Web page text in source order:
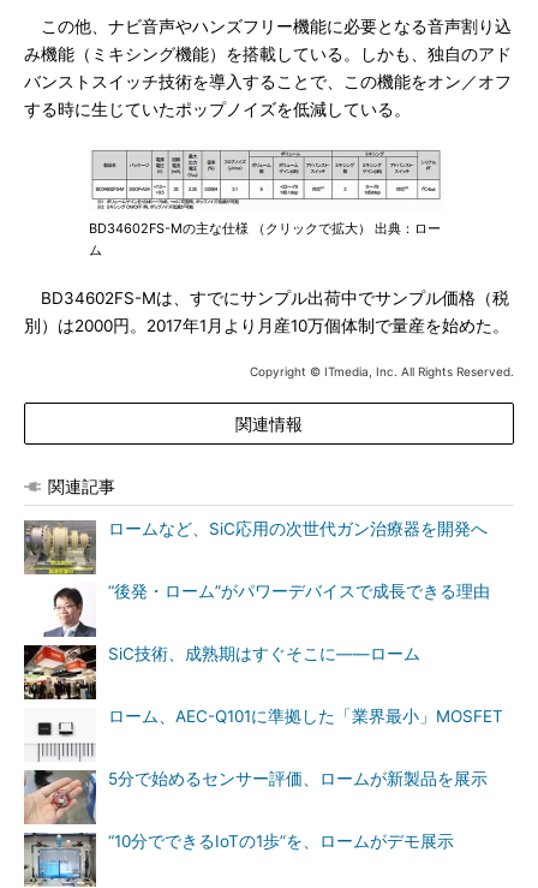
この他、ナビ音声やハンズフリー機能に必要となる音声割り込
み機能（ミキシング機能）を搭載している。しかも、独自のアド
バンストスイッチ技術を導入することで、この機能をオン／オフ
する時に生じていたポップノイズを低減している。
BD34602FS-Mの主な仕様 （クリックで拡大） 出典：ロー
ム
BD34602FS-Mは、すでにサンプル出荷中でサンプル価格（税
別）は2000円。2017年1月より月産10万個体制で量産を始めた。
Copyright © ITmedia, Inc. All Rights Reserved.
関連情報
関連記事
ロームなど、SiC応用の次世代ガン治療器を開発へ
“後発・ローム”がパワーデバイスで成長できる理由
SiC技術、成熟期はすぐそこに――ローム
ローム、AEC-Q101に準拠した「業界最小」MOSFET
5分で始めるセンサー評価、ロームが新製品を展示
“10分でできるIoTの1歩”を、ロームがデモ展示